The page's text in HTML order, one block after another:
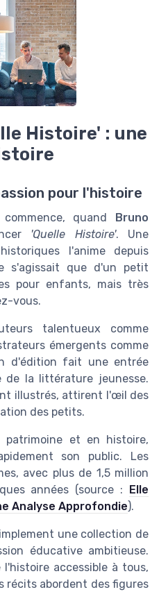
Histoire' : une
pour l'histoire
quand
Bruno
'Quelle Histoire'. Une
l'anime depuis
s'agissait que d'un petit
pour enfants, mais très
vous.
talentueux comme
émergents comme
d'édition fait une entrée
de la littérature jeunesse.
illustrés, attirent l'œil des
des petits.
patrimoine et en histoire,
son public. Les
avec plus de 1,5 million
années (source :
Elle
Analyse Approfondie).
une collection de
éducative ambitieuse.
accessible à tous,
récits abordent des figures